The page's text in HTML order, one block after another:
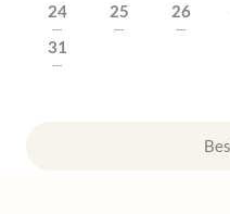
24
---
25
---
26
---
31
---